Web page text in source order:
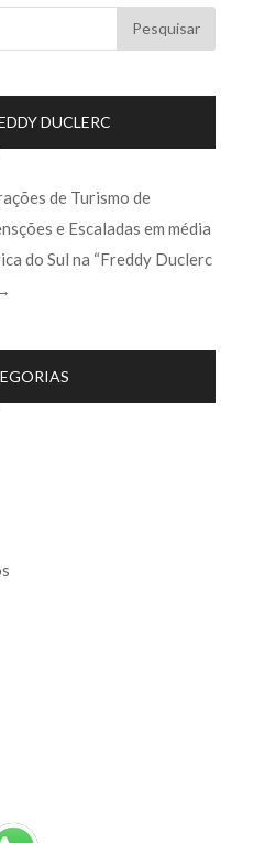
DUCLERC
de Turismo de
e Escaladas em média
do Sul na “Freddy Duclerc